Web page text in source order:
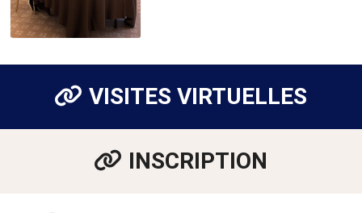
VISITES VIRTUELLES
INSCRIPTION